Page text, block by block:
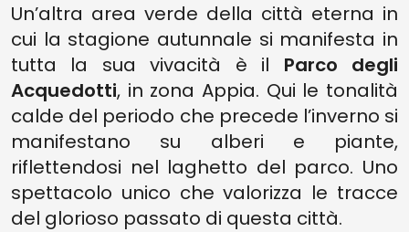
Un’altra area verde della città eterna in
cui la stagione autunnale si manifesta in
tutta la sua vivacità è il Parco degli
Acquedotti, in zona Appia. Qui le tonalità
calde del periodo che precede l’inverno si
manifestano su alberi e piante,
riflettendosi nel laghetto del parco. Uno
spettacolo unico che valorizza le tracce
del glorioso passato di questa città.